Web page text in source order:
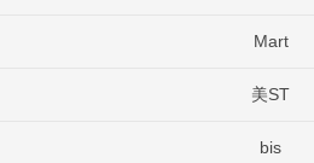
Mart
美ST
bis